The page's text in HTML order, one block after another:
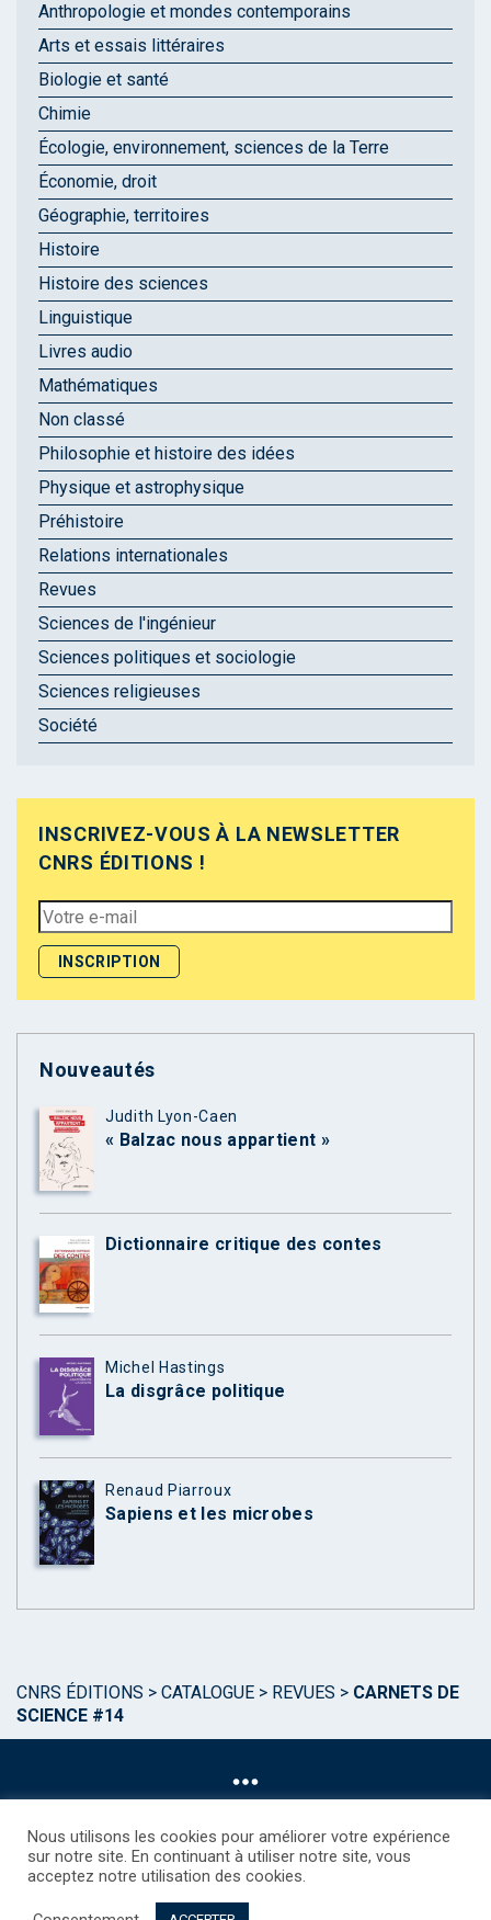
Anthropologie et mondes contemporains
Arts et essais littéraires
Biologie et santé
Chimie
Écologie, environnement, sciences de la Terre
Économie, droit
Géographie, territoires
Histoire
Histoire des sciences
Linguistique
Livres audio
Mathématiques
Non classé
Philosophie et histoire des idées
Physique et astrophysique
Préhistoire
Relations internationales
Revues
Sciences de l'ingénieur
Sciences politiques et sociologie
Sciences religieuses
Société
INSCRIVEZ-VOUS À LA NEWSLETTER
CNRS ÉDITIONS !
Nouveautés
Judith Lyon-Caen
« Balzac nous appartient »
Dictionnaire critique des contes
Michel Hastings
La disgrâce politique
Renaud Piarroux
Sapiens et les microbes
CNRS ÉDITIONS > CATALOGUE > REVUES > CARNETS DE
SCIENCE #14
©CNRS EDITIONS 2025
Nous utilisons les cookies pour améliorer votre expérience
sur notre site. En continuant à utiliser notre site, vous
acceptez notre utilisation des cookies.